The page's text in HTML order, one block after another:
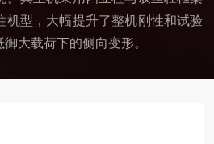
机型，大幅提升了整机刚性和试验
大载荷下的侧向变形。